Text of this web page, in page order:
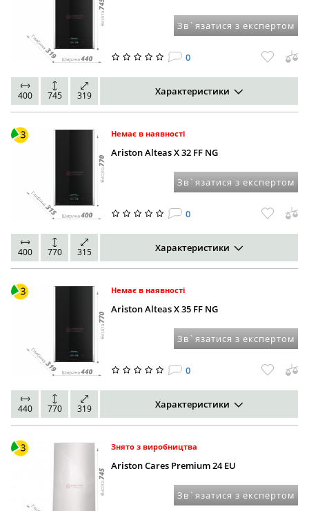
Зв`язатися з експертом
0
400 745 319 Характеристики
Немає в наявності
Ariston Alteas X 32 FF NG
Зв`язатися з експертом
0
400 770 315 Характеристики
Немає в наявності
Ariston Alteas X 35 FF NG
Зв`язатися з експертом
0
440 770 319 Характеристики
Знято з виробництва
Ariston Cares Premium 24 EU
Зв`язатися з експертом